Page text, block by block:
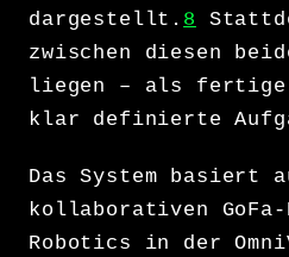
dargestellt. 8
zwischen diesen
liegen – als
klar definierte
Das System basiert
kollaborativen GoFa-
Robotics in der